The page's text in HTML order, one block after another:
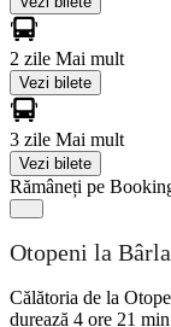
2 zile Mai mult
Vezi bilete
3 zile Mai mult
Vezi bilete
Rămâneți pe
Otopeni la
Călătoria de la
durează 4 ore 21